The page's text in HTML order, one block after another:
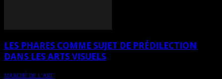
LES PHARES COMME SUJET DE PRÉDILECTION
DANS LES ARTS VISUELS
MARCHÉ DE L’ART